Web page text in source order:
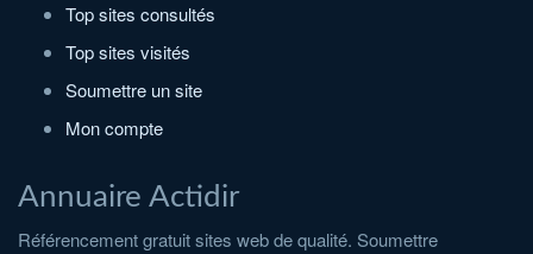
Top sites consultés
Top sites visités
Soumettre un site
Mon compte
Annuaire Actidir
Référencement gratuit sites web de qualité. Soumettre